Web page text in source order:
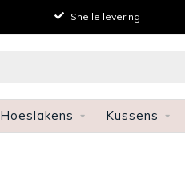
Snelle levering
Hoeslakens Kussens